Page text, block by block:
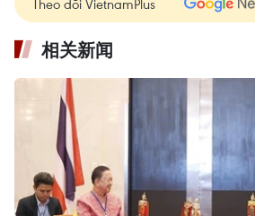
Theo dõi VietnamPlus
相关新闻